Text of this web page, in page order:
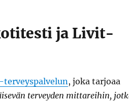
ja Livit-
, joka tarjoaa
terveyden mittareihin,